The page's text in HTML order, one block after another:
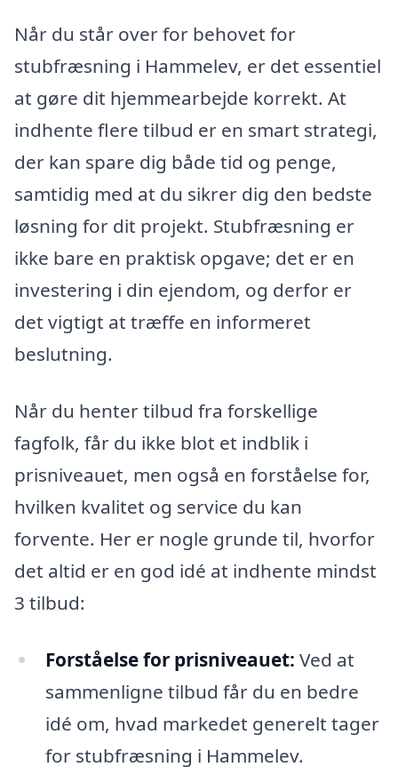
Når du står over for behovet for
stubfræsning i Hammelev, er det essentiel
at gøre dit hjemmearbejde korrekt. At
indhente flere tilbud er en smart strategi,
der kan spare dig både tid og penge,
samtidig med at du sikrer dig den bedste
løsning for dit projekt. Stubfræsning er
ikke bare en praktisk opgave; det er en
investering i din ejendom, og derfor er
det vigtigt at træffe en informeret
beslutning.
Når du henter tilbud fra forskellige
fagfolk, får du ikke blot et indblik i
prisniveauet, men også en forståelse for,
hvilken kvalitet og service du kan
forvente. Her er nogle grunde til, hvorfor
det altid er en god idé at indhente mindst
3 tilbud:
Forståelse for prisniveauet: Ved at
sammenligne tilbud får du en bedre
idé om, hvad markedet generelt tager
for stubfræsning i Hammelev.